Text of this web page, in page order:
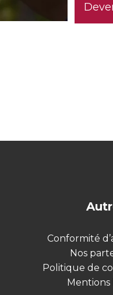
Conformité
Nos
Politique de
Mentions